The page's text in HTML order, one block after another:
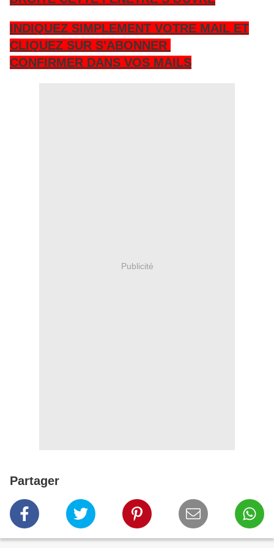
INDIQUEZ SIMPLEMENT VOTRE MAIL ET
CLIQUEZ SUR S'ABONNER
CONFIRMER DANS VOS MAILS
Publicité
Partager